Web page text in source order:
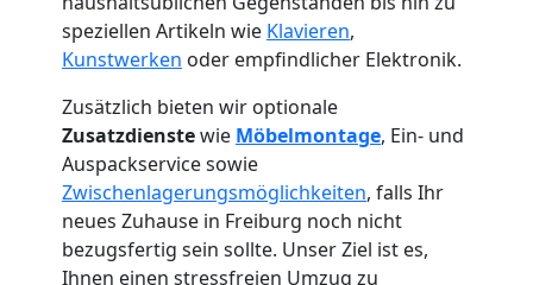
speziellen Artikeln wie Klavieren,
Kunstwerken oder empfindlicher Elektronik.
Zusätzlich bieten wir optionale
Zusatzdienstewie Möbelmontage, Ein- und
Auspackservice sowie
Zwischenlagerungsmöglichkeiten, falls Ihr
neues Zuhause in Freiburg noch nicht
bezugsfertig sein sollte. Unser Ziel ist es,
Ihnen einen stressfreien Umzug zu